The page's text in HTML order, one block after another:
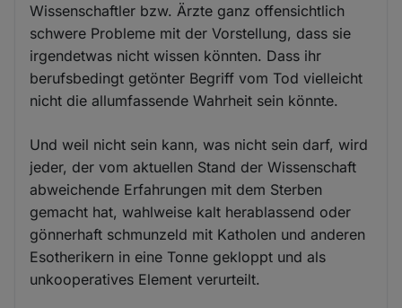
Wissenschaftler bzw. Ärzte ganz offensichtlich
schwere Probleme mit der Vorstellung, dass sie
irgendetwas nicht wissen könnten. Dass ihr
berufsbedingt getönter Begriff vom Tod vielleicht
nicht die allumfassende Wahrheit sein könnte.
Und weil nicht sein kann, was nicht sein darf, wird
jeder, der vom aktuellen Stand der Wissenschaft
abweichende Erfahrungen mit dem Sterben
gemacht hat, wahlweise kalt herablassend oder
gönnerhaft schmunzeld mit Katholen und anderen
Esotherikern in eine Tonne gekloppt und als
unkooperatives Element verurteilt.